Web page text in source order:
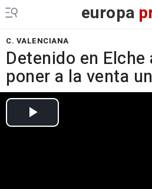
europa
C. VALENCIANA
Detenido en
poner a la venta